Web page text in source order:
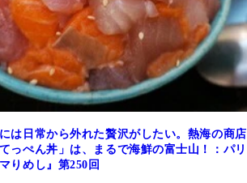
は日常から外れた贅沢がしたい。熱海の商店
っぺん丼」は、まるで海鮮の富士山！：パリ
りめし』第250回